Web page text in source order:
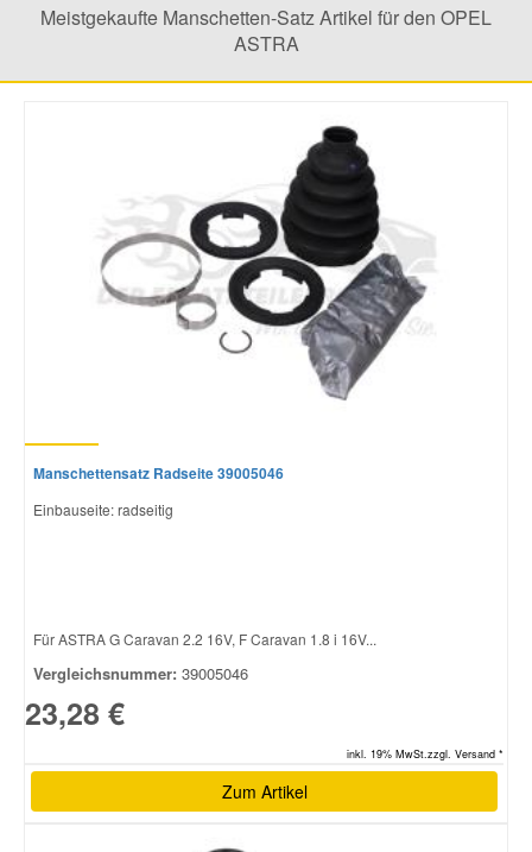
Meistgekaufte Manschetten-Satz Artikel für den OPEL
ASTRA
Manschettensatz Radseite 39005046
Einbauseite: radseitig
Für ASTRA G Caravan 2.2 16V, F Caravan 1.8 i 16V...
Vergleichsnummer: 39005046
23,28 €
inkl. 19% MwSt.zzgl. Versand *
Zum Artikel